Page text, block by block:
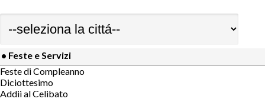
• Feste e Servizi
Feste di Compleanno
Diciottesimo
Addii al Celibato